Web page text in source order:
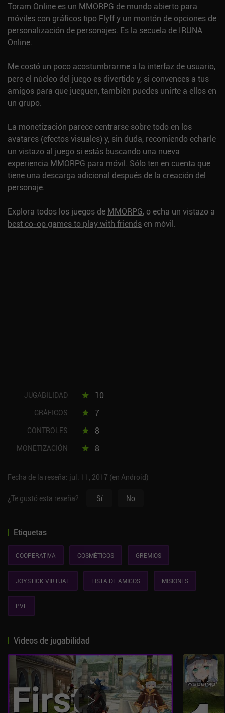
Toram Online es un MMORPG de mundo abierto para
móviles con gráficos tipo Flyff y un montón de opciones de
personalización de personajes. Es la secuela de IRUNA
Online.
Me costó un poco acostumbrarme a la interfaz de usuario,
pero el núcleo del juego es divertido y, si convences a tus
amigos para que jueguen, también puedes unirte a ellos en
un grupo.
La monetización parece centrarse sobre todo en los
avatares (efectos visuales) y, sin duda, recomiendo echarle
un vistazo al juego si estás buscando una nueva
experiencia MMORPG para móvil. Sólo ten en cuenta que
tiene una descarga adicional después de la creación del
personaje.
Explora todos los juegos de MMORPG, o echa un vistazo a
best co-op games to play with friends en móvil.
JUGABILIDAD 10
GRÁFICOS 7
CONTROLES 8
MONETIZACIÓN 8
Fecha de la reseña: jul. 11, 2017 (en Android)
¿Te gustó esta reseña? Sí No
Etiquetas
COOPERATIVA COSMÉTICOS GREMIOS
JOYSTICK VIRTUAL LISTA DE AMIGOS MISIONES
PVE
Videos de jugabilidad